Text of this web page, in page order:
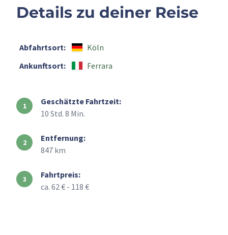
Details zu deiner Reise
Abfahrtsort:
Köln
Ankunftsort:
Ferrara
Geschätzte Fahrtzeit:
10 Std. 8 Min.
Entfernung:
847 km
Fahrtpreis:
ca. 62 € - 118 €